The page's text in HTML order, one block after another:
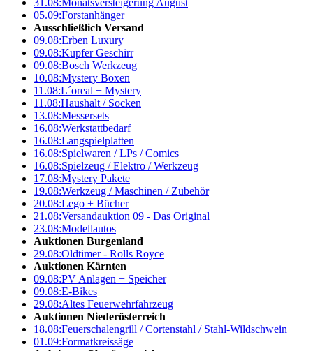
31.08:Monatsversteigerung August
05.09:Forstanhänger
Ausschließlich Versand
09.08:Erben Luxury
09.08:Kupfer Geschirr
09.08:Bosch Werkzeug
10.08:Mystery Boxen
11.08:L´oreal + Mystery
11.08:Haushalt / Socken
13.08:Messersets
16.08:Werkstattbedarf
16.08:Langspielplatten
16.08:Spielwaren / LPs / Comics
16.08:Spielzeug / Elektro / Werkzeug
17.08:Mystery Pakete
19.08:Werkzeug / Maschinen / Zubehör
20.08:Lego + Bücher
21.08:Versandauktion 09 - Das Original
23.08:Modellautos
Auktionen Burgenland
29.08:Oldtimer - Rolls Royce
Auktionen Kärnten
09.08:PV Anlagen + Speicher
09.08:E-Bikes
29.08:Altes Feuerwehrfahrzeug
Auktionen Niederösterreich
18.08:Feuerschalengrill / Cortenstahl / Stahl-Wildschwein
01.09:Formatkreissäge